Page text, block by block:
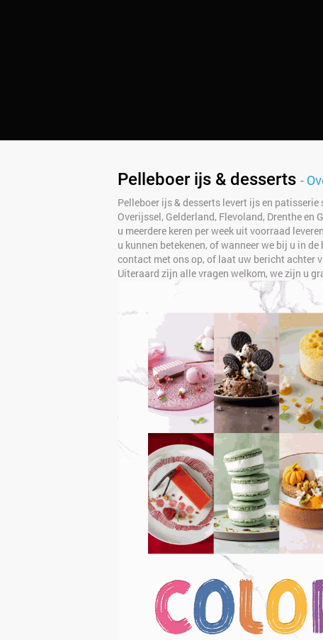
Pelleboer ijs & desserts -
Pelleboer ijs & desserts levert ijs en
Overijssel, Gelderland, Flevoland, Drenthe en
u meerdere keren per week uit voorraad
u kunnen betekenen, of wanneer we bij u in
contact met ons op, of laat uw bericht achter
Uiteraard zijn alle vragen welkom, we zijn u